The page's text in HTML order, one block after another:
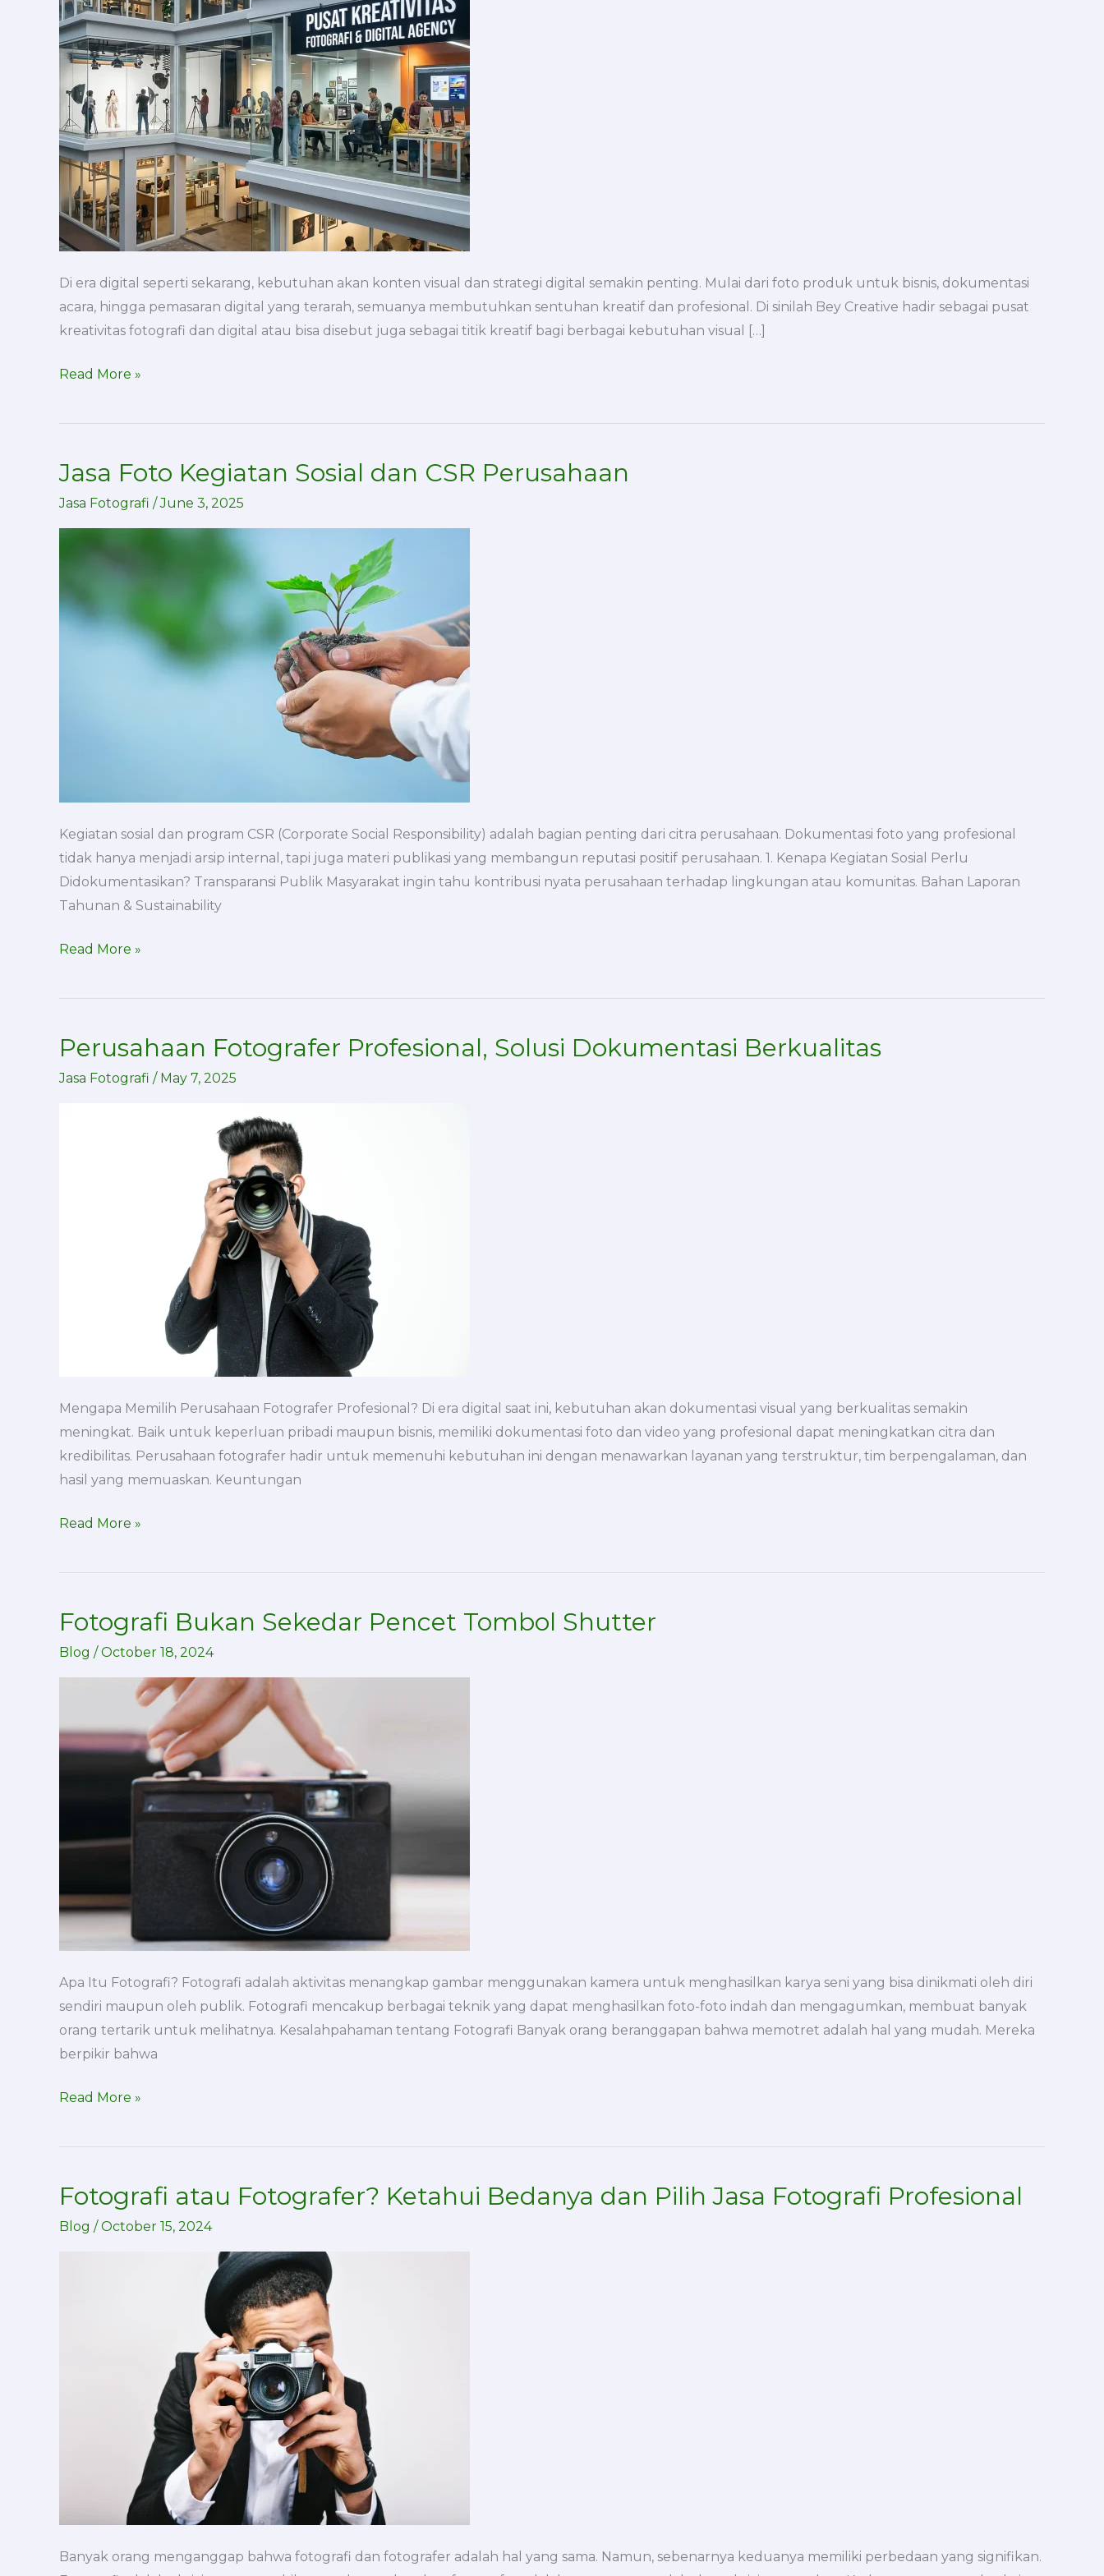
Di era digital seperti sekarang, kebutuhan akan konten visual dan strategi digital semakin penting. Mulai dari foto produk untuk bisnis, dokumentasi
acara, hingga pemasaran digital yang terarah, semuanya membutuhkan sentuhan kreatif dan profesional. Di sinilah Bey Creative hadir sebagai pusat
kreativitas fotografi dan digital atau bisa disebut juga sebagai titik kreatif bagi berbagai kebutuhan visual […]
Digital
Agency
Read More »
Jasa Foto Kegiatan Sosial dan CSR Perusahaan
Jasa Fotografi /June 3, 2025
Kegiatan sosial dan program CSR (Corporate Social Responsibility) adalah bagian penting dari citra perusahaan. Dokumentasi foto yang profesional
tidak hanya menjadi arsip internal, tapi juga materi publikasi yang membangun reputasi positif perusahaan. 1. Kenapa Kegiatan Sosial Perlu
Didokumentasikan? Transparansi Publik Masyarakat ingin tahu kontribusi nyata perusahaan terhadap lingkungan atau komunitas. Bahan Laporan
Tahunan & Sustainability
Jasa
Perusahaan
Read More »
Perusahaan Fotografer Profesional, Solusi Dokumentasi Berkualitas
Jasa Fotografi / May 7, 2025
Mengapa Memilih Perusahaan Fotografer Profesional? Di era digital saat ini, kebutuhan akan dokumentasi visual yang berkualitas semakin
meningkat. Baik untuk keperluan pribadi maupun bisnis, memiliki dokumentasi foto dan video yang profesional dapat meningkatkan citra dan
kredibilitas. Perusahaan fotografer hadir untuk memenuhi kebutuhan ini dengan menawarkan layanan yang terstruktur, tim berpengalaman, dan
hasil yang memuaskan. Keuntungan
Perusahaan
Profesional,
Read More »
Fotografi Bukan Sekedar Pencet Tombol Shutter
Blog /October 18, 2024
Apa Itu Fotografi? Fotografi adalah aktivitas menangkap gambar menggunakan kamera untuk menghasilkan karya seni yang bisa dinikmati oleh diri
sendiri maupun oleh publik. Fotografi mencakup berbagai teknik yang dapat menghasilkan foto-foto indah dan mengagumkan, membuat banyak
orang tertarik untuk melihatnya. Kesalahpahaman tentang Fotografi Banyak orang beranggapan bahwa memotret adalah hal yang mudah. Mereka
berpikir bahwa
Fotografi
Sekedar
Shutter
Read More »
Fotografi atau Fotografer? Ketahui Bedanya dan Pilih Jasa Fotografi Profesional
Blog /October 15, 2024
Banyak orang menganggap bahwa fotografi dan fotografer adalah hal yang sama. Namun, sebenarnya keduanya memiliki perbedaan yang signifikan.
Fotografi
Fotografer?